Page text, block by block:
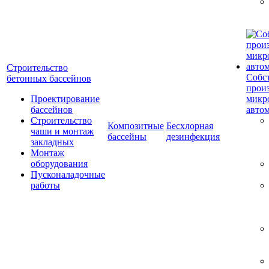
Строительство
бетонных бассейнов
Проектирование
бассейнов
Строительство
чаши и монтаж
закладных
Монтаж
оборудования
Пусконаладочные
работы
Композитные
бассейны
Бесхлорная
дезинфекция